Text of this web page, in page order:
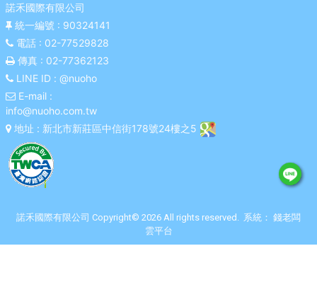
諾禾國際有限公司
統一編號 : 90324141
電話: 02-77529828
傳真: 02-77362123
LINE ID : @nuoho
E-mail:
info@nuoho.com.tw
地址 : 新北市新莊區中信街178號24樓之5
諾禾國際有限公司 Copyright© 2026 All rights reserved. 系統： 錢老闆
雲平台